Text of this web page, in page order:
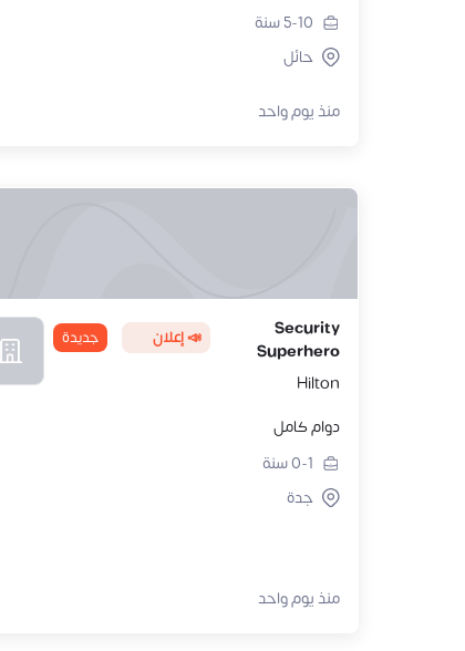
5-10سنة
حائل
منذ يوم واحد
Security
Superhero
📣 إعلان جديدة
Hilton
دوام كامل
0-1سنة
جدة
منذ يوم واحد